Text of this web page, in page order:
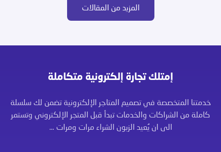
المزيد من المقالات
إمتلك تجارة إلكترونية متكاملة
خدمتنا المتخصصة في تصميم المتاجر الإلكترونية تضمن لك سلسلة
كاملة من الشراكات والخدمات تبدأ قبل المتجر الإلكتروني وتستمر
الى ان يُعيد الزبون الشراء مرات ومرات …